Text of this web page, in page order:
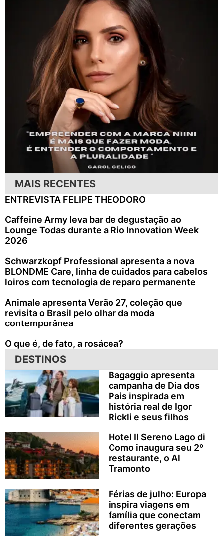
MAIS RECENTES
ENTREVISTA FELIPE THEODORO
Caffeine Army leva bar de degustação ao
Lounge Todas durante a Rio Innovation Week
2026
Schwarzkopf Professional apresenta a nova
BLONDME Care, linha de cuidados para cabelos
loiros com tecnologia de reparo permanente
Animale apresenta Verão 27, coleção que
revisita o Brasil pelo olhar da moda
contemporânea
O que é, de fato, a rosácea?
DESTINOS
Bagaggio apresenta
campanha de Dia dos
Pais inspirada em
história real de Igor
Rickli e seus filhos
Hotel Il Sereno Lago di
Como inaugura seu 2º
restaurante, o Al
Tramonto
Férias de julho: Europa
inspira viagens em
família que conectam
diferentes gerações